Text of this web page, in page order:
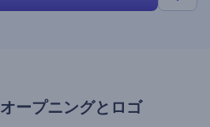
オープニングとロゴ